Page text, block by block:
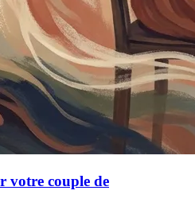
votre couple de